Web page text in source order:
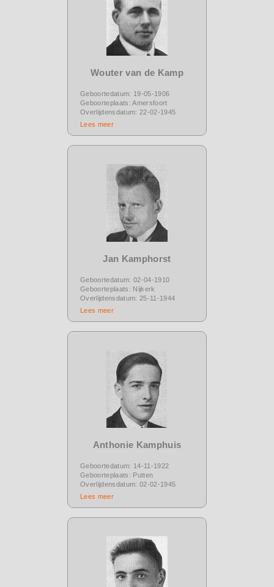
Wouter van de Kamp
Geboortedatum: 19-05-1906
Geboorteplaats: Amersfoort
Overlijdensdatum: 22-02-1945
Lees meer
Jan Kamphorst
Geboortedatum: 02-04-1910
Geboorteplaats: Nijkerk
Overlijdensdatum: 25-11-1944
Lees meer
Anthonie Kamphuis
Geboortedatum: 14-11-1922
Geboorteplaats: Putten
Overlijdensdatum: 02-02-1945
Lees meer